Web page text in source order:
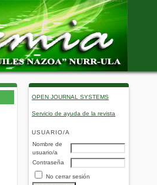
OPEN JOURNAL SYSTEMS
Servicio de ayuda de la revista
USUARIO/A
Nombre de
usuario/a
Contraseña
No cerrar sesión